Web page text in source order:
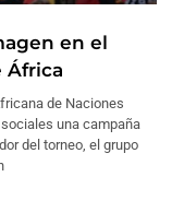
en el
África
de Naciones
una campaña
del torneo, el grupo